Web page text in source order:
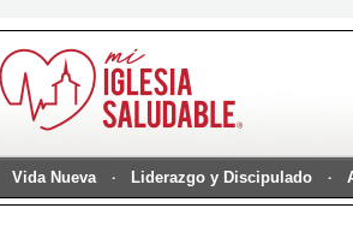
Vida Nueva Liderazgo y Discipulado